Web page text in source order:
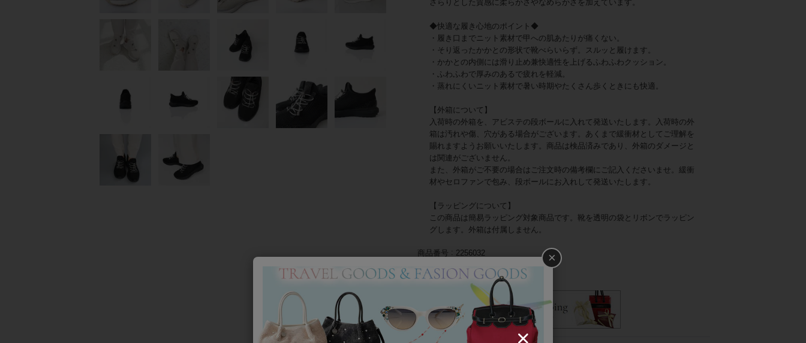
さらりとした質感に柔らかさやなめらかさを加えています。
◆快適な履き心地のポイント◆
・履き口までニット素材で甲への肌あたりが痛くない。
・そり返ったかかとの形状で靴べらいらず。スルッと履けます。
・かかとの内側には滑り止め兼快適性を上げるふわふわクッション。
・ふわふわで厚みのあるで疲れを軽減。
・蒸れにくいニット素材で暑い時期やたくさん歩くときにも快適。
【外箱について】
入荷時の外箱を、アビステの段ボールに入れて発送いたします。入荷時の外
箱は汚れや傷、穴がある場合がございます。あくまで緩衝材としてご理解を
賜れますようお願いいたします。商品は検品済みであり、外箱のダメージと
は関連がございません。
また、外箱がご不要の場合はご注文時の備考欄にご記入くださいませ。緩衝
材やセロファンで包み、段ボールにお入れして発送いたします。
【ラッピングについて】
この商品は簡易ラッピング対象商品です。靴を透明の袋とリボンでラッピン
グします。外箱は付属しません。
商品番号 2256032
返品について
×